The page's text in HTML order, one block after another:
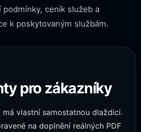
podmínky, ceník služeb a
k poskytovaným službám.
pro zákazníky
má vlastní samostatnou dlaždici.
na doplnění reálných PDF